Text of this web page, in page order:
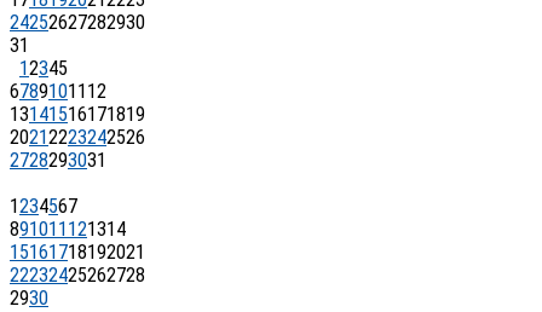
24252627282930
31
12345
67891011 12
13141516171819
20212223242526
2728293031
1234567
891011 121314
15161718192021
22232425262728
2930